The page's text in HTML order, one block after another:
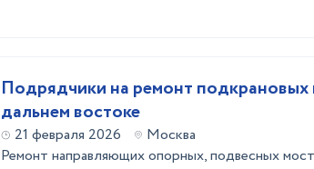
Подрядчики на ремонт подкрановых
дальнем востоке
21 февраля 2026
Москва
Ремонт направляющих опорных, подвесных